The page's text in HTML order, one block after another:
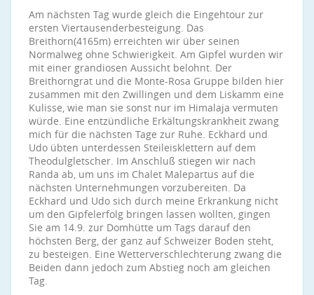
Am nächsten Tag wurde gleich die Eingehtour zur
ersten Viertausenderbesteigung. Das
Breithorn(4165m) erreichten wir über seinen
Normalweg ohne Schwierigkeit. Am Gipfel wurden wir
mit einer grandiosen Aussicht belohnt. Der
Breithorngrat und die Monte-Rosa Gruppe bilden hier
zusammen mit den Zwillingen und dem Liskamm eine
Kulisse, wie man sie sonst nur im Himalaja vermuten
würde. Eine entzündliche Erkältungskrankheit zwang
mich für die nächsten Tage zur Ruhe. Eckhard und
Udo übten unterdessen Steileisklettern auf dem
Theodulgletscher. Im Anschluß stiegen wir nach
Randa ab, um uns im Chalet Malepartus auf die
nächsten Unternehmungen vorzubereiten. Da
Eckhard und Udo sich durch meine Erkrankung nicht
um den Gipfelerfolg bringen lassen wollten, gingen
Sie am 14.9. zur Domhütte um Tags darauf den
höchsten Berg, der ganz auf Schweizer Boden steht,
zu besteigen. Eine Wetterverschlechterung zwang die
Beiden dann jedoch zum Abstieg noch am gleichen
Tag.